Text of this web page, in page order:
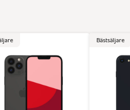
Bästsäljare